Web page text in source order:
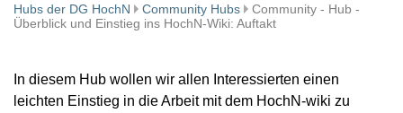
Hubs der DG HochN Community Hubs
Community - Hub -
Überblick und Einstieg ins HochN-Wiki: Auftakt
In diesem Hub wollen wir allen Interessierten einen
leichten Einstieg in die Arbeit mit dem HochN-wiki zu